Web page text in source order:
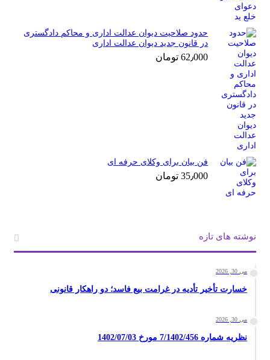
حدود صلاحیت دیوان عدالت اداری و محاکم دادگستری
در قانون جدید دیوان عدالت اداری
62٫000 تومان
فن بیان برای وکلای حرفه ای
35٫000 تومان
نوشته های تازه
می 30, 2026
خسارت تأخیر تأدیه در غرامت بیع فاسد؛ دو راهکار قانونی
می 30, 2026
نظریه شماره 7/1402/456 مورخ 1402/07/03